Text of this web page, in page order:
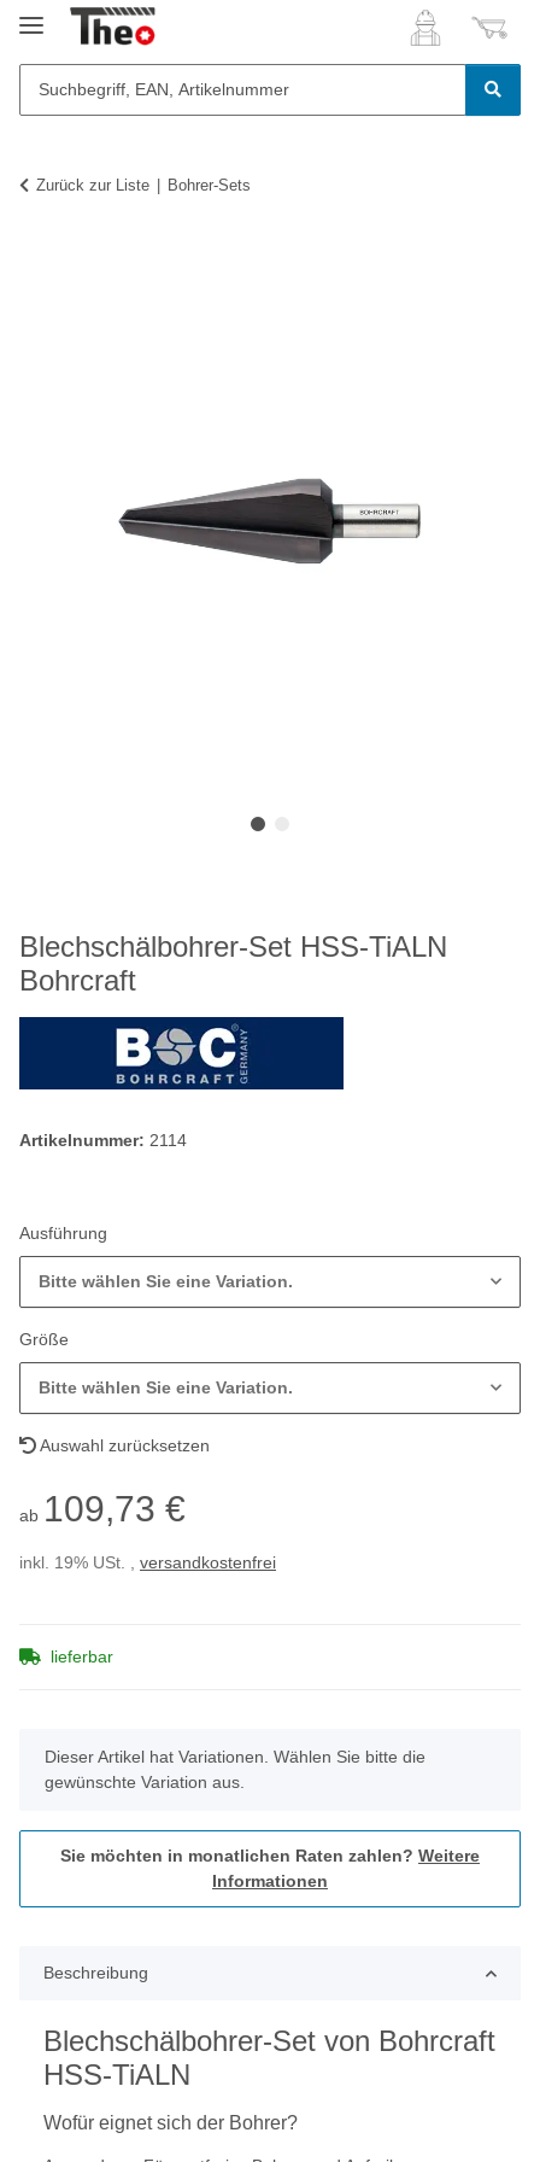
Zurück zur Liste Bohrer-Sets
Blechschälbohrer-Set HSS-TiALN
Bohrcraft
Artikelnummer: 2114
Ausführung
Bitte wählen Sie eine Variation.
Größe
Bitte wählen Sie eine Variation.
Auswahl zurücksetzen
ab 109,73 €
inkl. 19% USt. , versandkostenfrei
lieferbar
x
Dieser Artikel hat Variationen. Wählen Sie bitte die
gewünschte Variation aus.
Sie möchten in monatlichen Raten zahlen? Weitere
Informationen
Beschreibung
Blechschälbohrer-Set von Bohrcraft
HSS-TiALN
Wofür eignet sich der Bohrer?